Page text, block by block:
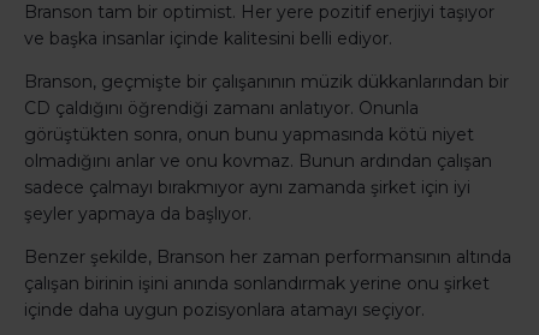
Branson tam bir optimist. Her yere pozitif enerjiyi taşıyor
ve başka insanlar içinde kalitesini belli ediyor.
Branson, geçmişte bir çalışanının müzik dükkanlarından bir
CD çaldığını öğrendiği zamanı anlatıyor. Onunla
görüştükten sonra, onun bunu yapmasında kötü niyet
olmadığını anlar ve onu kovmaz. Bunun ardından çalışan
sadece çalmayı bırakmıyor aynı zamanda şirket için iyi
şeyler yapmaya da başlıyor.
Benzer şekilde, Branson her zaman performansının altında
çalışan birinin işini anında sonlandırmak yerine onu şirket
içinde daha uygun pozisyonlara atamayı seçiyor.